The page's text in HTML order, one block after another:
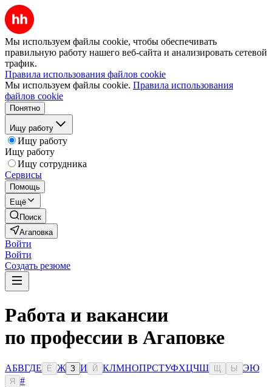
Мы используем файлы cookie, чтобы обеспечивать
правильную работу нашего веб-сайта и анализировать сетевой
трафик.
Правила использования файлов cookie
Мы используем файлы cookie. Правила использования
файлов cookie
Понятно
Ищу работу
Ищу работу
Ищу работу
Ищу сотрудника
Сервисы
Помощь
Ещё
Поиск
Агаповка
Войти
Войти
Создать резюме
Работа и вакансии
по профессии в Агаповке
АБВГДЕ Ё Ж З И Й КЛМНОПРСТУФХЦЧШ Ы ЭЮ
Я
#